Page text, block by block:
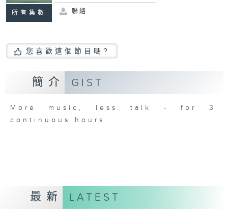
所有集數 聯絡
您喜歡這個節目嗎?
簡介 GIST
More music, less talk - for 3
continuous hours.
最新 LATEST